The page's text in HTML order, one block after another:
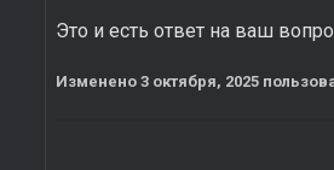
Это и есть ответ на ваш
Изменено 3 октября, 2025